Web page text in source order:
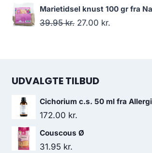
32.00 kr..25.50 kr..
oprindelige
pris
aktuelle
Marietidsel knust 100 gr fra
39.95kr. Den
39.95 kr..
27.00 kr.
UDVALGTE TILBUD
Cichorium c.s. 50 ml fra
172.00 kr.
Couscous Ø
31.95 kr.